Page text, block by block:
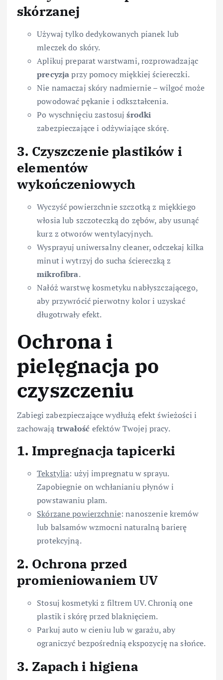
skórzanej
Używaj tylko dedykowanych pianek lub
mleczek do skóry.
Aplikuj preparat warstwami, rozprowadzając
precyzjaprzy pomocy miękkiej ściereczki.
Nie namaczaj skóry nadmiernie – wilgoć może
powodować pękanie i odkształcenia.
Po wyschnięciu zastosujśrodki
zabezpieczające i odżywiające skórę.
3. Czyszczenie plastików i
elementów
wykończeniowych
Wyczyść powierzchnie szczotką z miękkiego
włosia lub szczoteczką do zębów, aby usunąć
kurz z otworów wentylacyjnych.
Wysprayuj uniwersalny cleaner, odczekaj kilka
minut i wytrzyj do sucha ściereczką z
mikrofibra.
Nałóż warstwę kosmetyku nabłyszczającego,
aby przywrócić pierwotny kolor i uzyskać
długotrwały efekt.
Ochrona i
pielęgnacja po
czyszczeniu
Zabiegi zabezpieczające wydłużą efekt świeżości i
zachowają trwałość efektów Twojej pracy.
1. Impregnacja tapicerki
Tekstylia: użyj impregnatu w sprayu.
Zapobiegnie on wchłanianiu płynów i
powstawaniu plam.
Skórzane powierzchnie: nanoszenie kremów
lub balsamów wzmocni naturalną barierę
protekcyjną.
2. Ochrona przed
promieniowaniem UV
Stosuj kosmetyki z filtrem UV. Chronią one
plastik i skórę przed blaknięciem.
Parkuj auto w cieniu lub w garażu, aby
ograniczyć bezpośrednią ekspozycję na słońce.
3. Zapach i higiena